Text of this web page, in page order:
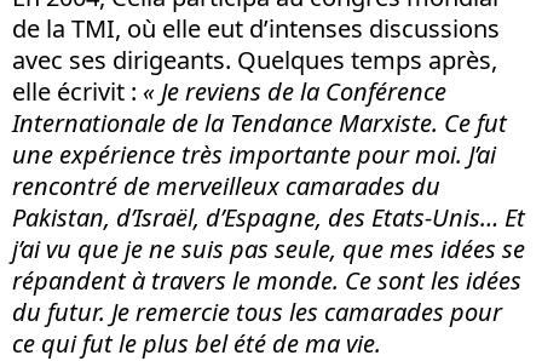
de la TMI, où elle eut d’intenses discussions
avec ses dirigeants. Quelques temps après,
elle écrivit : « Je reviens de la Conférence
Internationale de la Tendance Marxiste. Ce fut
une expérience très importante pour moi. J’ai
rencontré de merveilleux camarades du
Pakistan, d’Israël, d’Espagne, des Etats-Unis… Et
j’ai vu que je ne suis pas seule, que mes idées se
répandent à travers le monde. Ce sont les idées
du futur. Je remercie tous les camarades pour
ce qui fut le plus bel été de ma vie.